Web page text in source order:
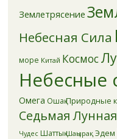
Землетрясение
Небесная Сила
море Китай Космос
Небесные
Омега Ошақ Природные
Седьмая
Чудес Шаттық Шаңырақ Эдем